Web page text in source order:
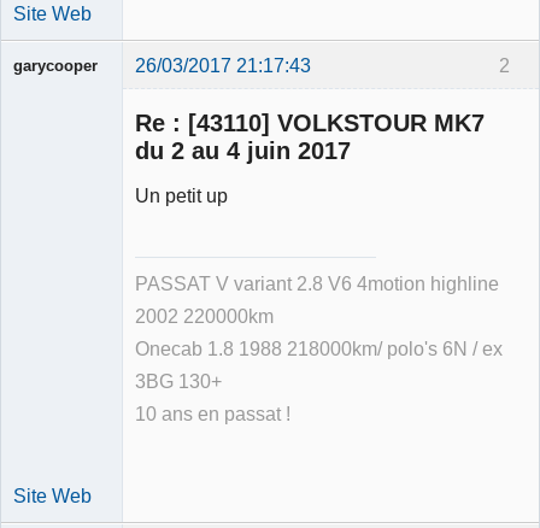
Site Web
2
garycooper 26/03/2017 21:17:43
Re : [43110] VOLKSTOUR MK7
du 2 au 4 juin 2017
Un petit up
PASSAT V variant 2.8 V6 4motion highline
2002 220000km
Onecab 1.8 1988 218000km/ polo's 6N / ex
3BG 130+
10 ans en passat !
Site Web